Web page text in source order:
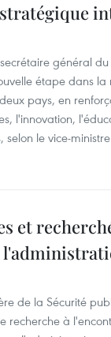
général
étape dans
pays, en
l'innovation,
le vice-
et
de la Sécurité
recherche à